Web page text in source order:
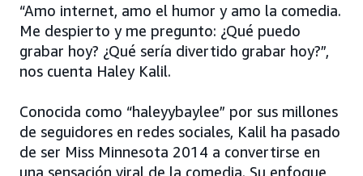
“Amo internet, amo el humor y amo la comedia.
Me despierto y me pregunto: ¿Qué puedo
grabar hoy? ¿Qué sería divertido grabar hoy?”,
nos cuenta Haley Kalil.
Conocida como “haleyybaylee” por sus millones
de seguidores en redes sociales, Kalil ha pasado
de ser Miss Minnesota 2014 a convertirse en
una sensación viral de la comedia. Su enfoque